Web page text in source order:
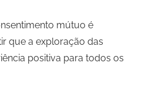
mútuo é
que a exploração das
positiva para todos os